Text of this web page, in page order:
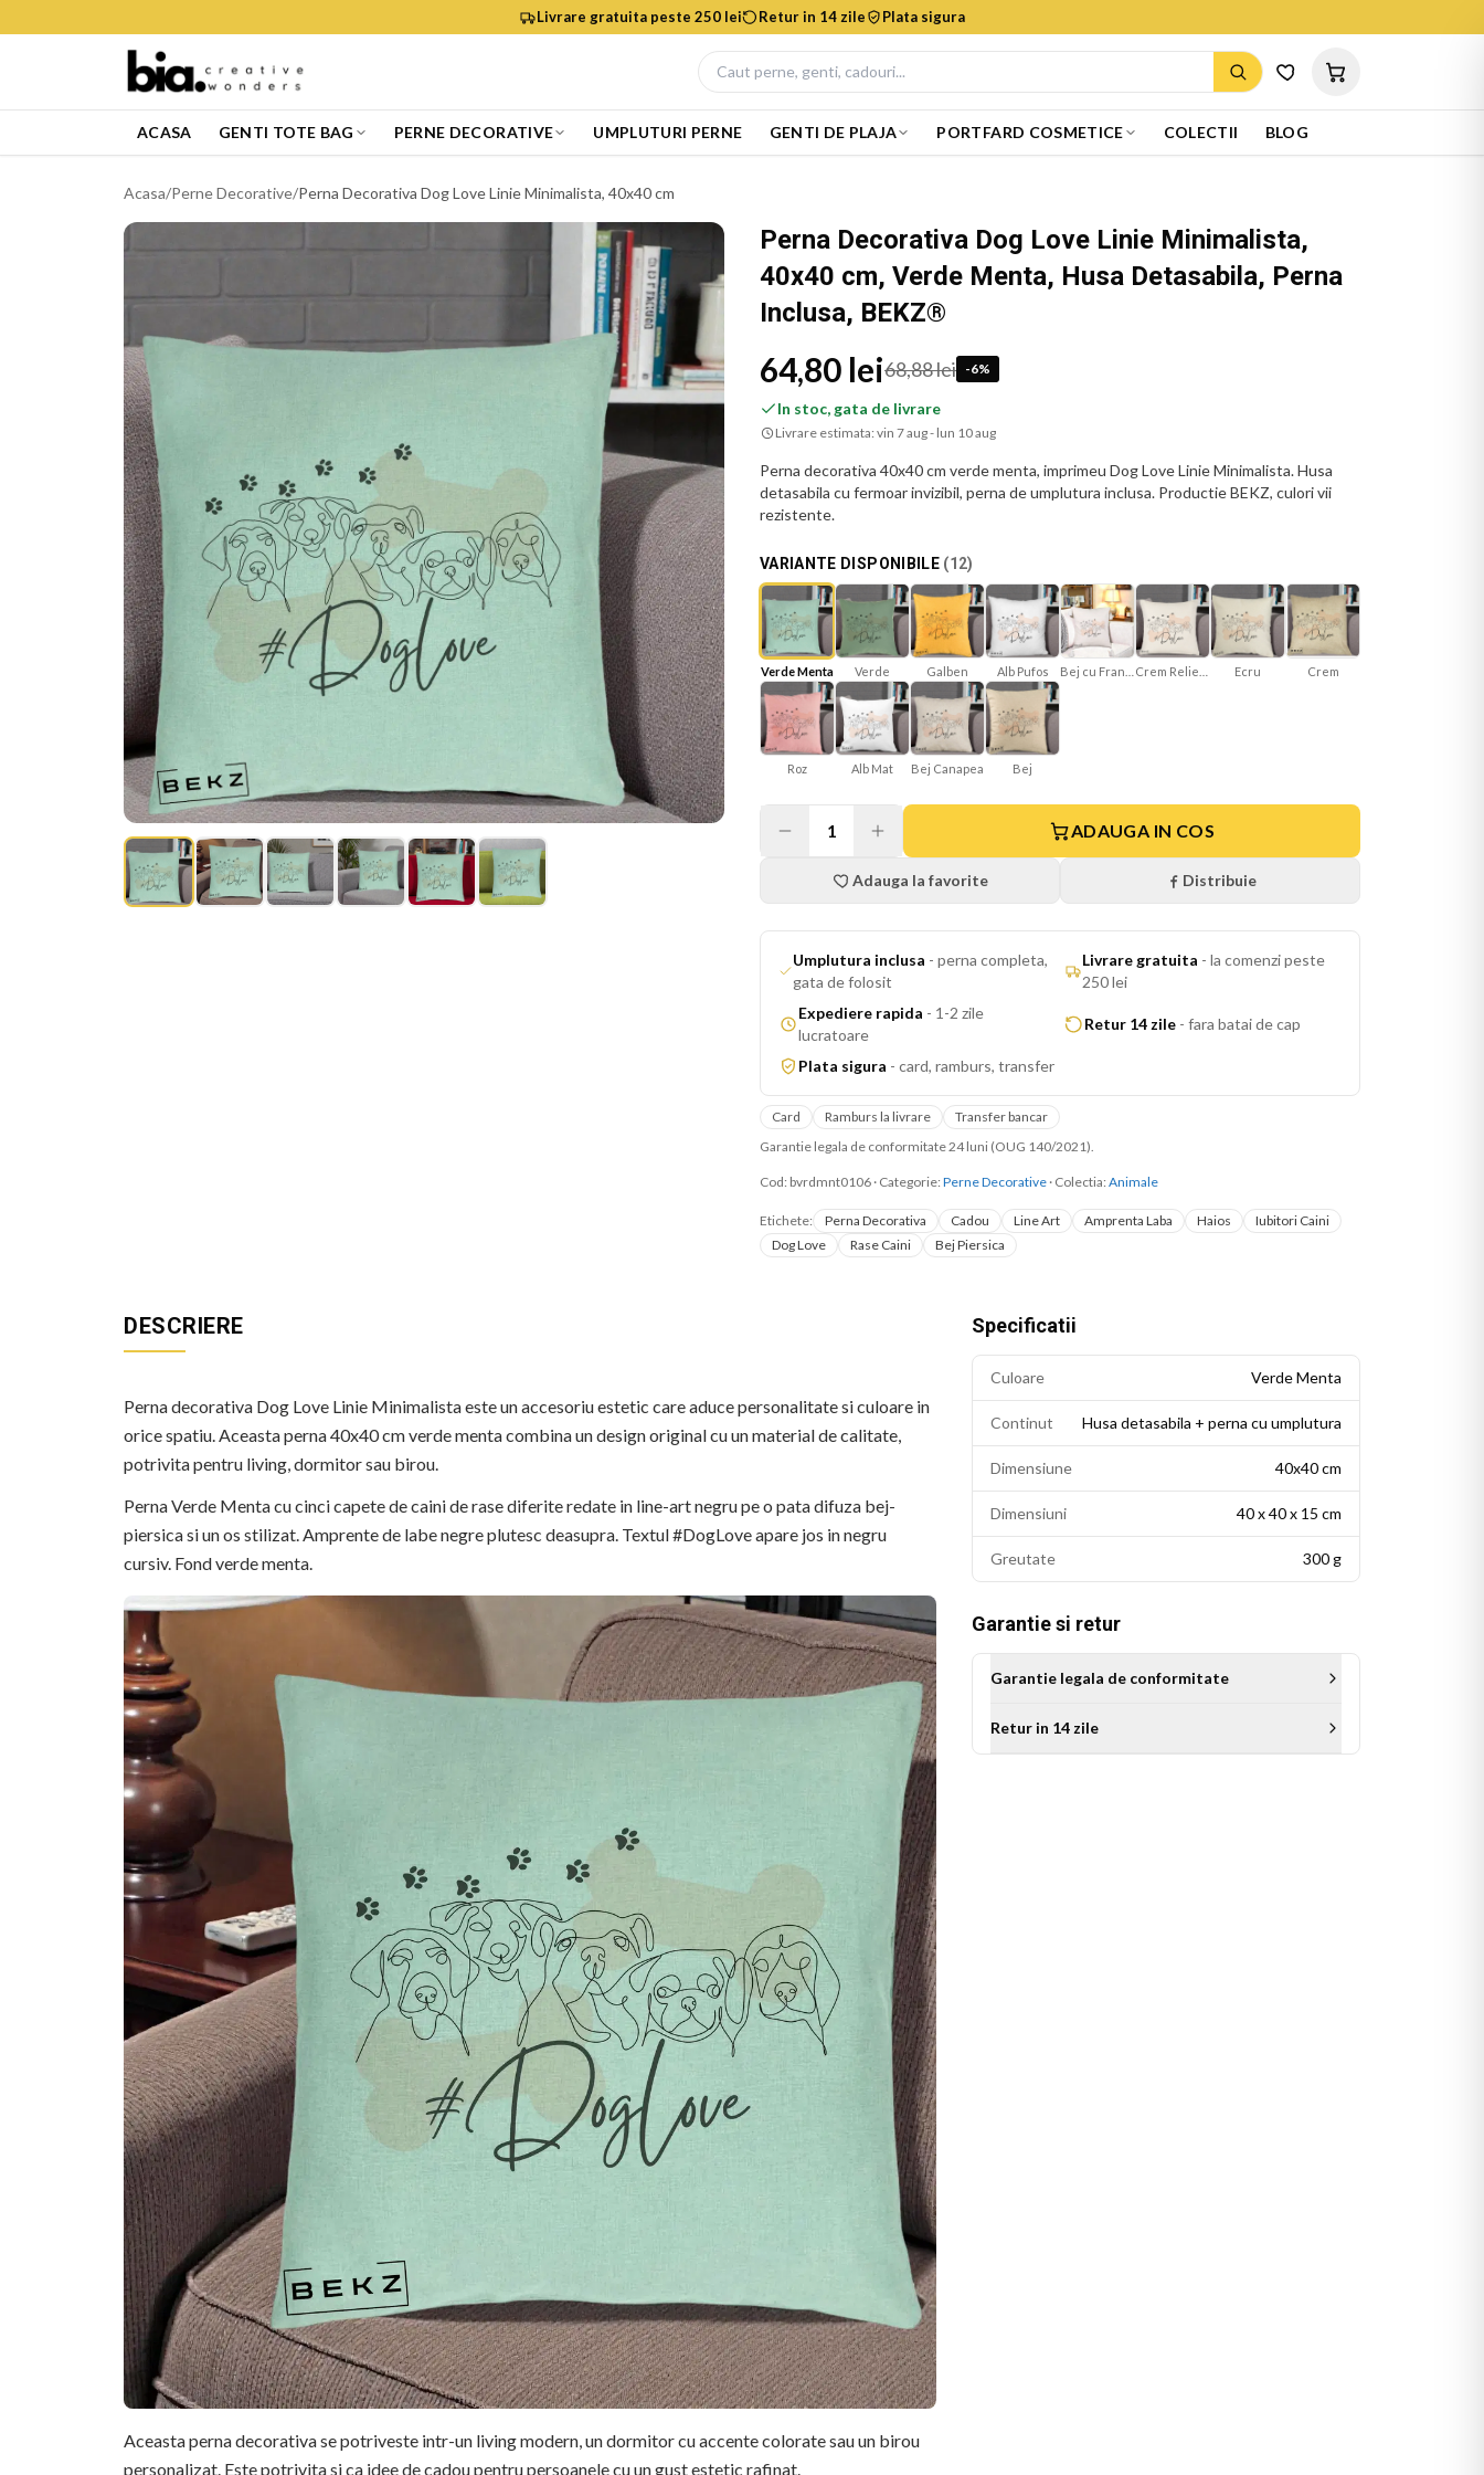
Livrare gratuita peste 250 lei Retur in 14 zile Plata sigura
ACASA GENTI TOTE BAG PERNE DECORATIVE UMPLUTURI PERNE GENTI DE PLAJA PORTFARD COSMETICE COLECTII BLOG
Acasa/Perne Decorative/Perna Decorativa Dog Love Linie Minimalista, 40x40 cm
Perna Decorativa Dog Love Linie Minimalista,
40x40 cm, Verde Menta, Husa Detasabila, Perna
Inclusa, BEKZ®
64,80 lei68,88 lei -6%
In stoc, gata de livrare
Livrare estimata: vin 7 aug - lun 10 aug
Perna decorativa 40x40 cm verde menta, imprimeu Dog Love Linie Minimalista. Husa
detasabila cu fermoar invizibil, perna de umplutura inclusa. Productie BEKZ, culori vii
rezistente.
VARIANTE DISPONIBILE (12)
Verde Menta Verde Galben Alb Pufos Ecru Crem
Roz Alb Mat Bej Canapea Bej
1 ADAUGA IN COS
Adauga la favorite Distribuie
Umplutura inclusa -perna completa,
gata de folosit
Livrare gratuita -la comenzi peste
250 lei
Expediere rapida - 1-2 zile
lucratoare
Retur 14 zile - fara batai de cap
Plata sigura - card, ramburs, transfer
Card Ramburs la livrare
Transfer bancar
Garantie legala de conformitate 24 luni (OUG 140/2021).
Cod: bvrdmnt0106 · Categorie: Perne Decorative · Colectia: Animale
Etichete: Perna Decorativa Cadou Line Art Amprenta Laba Haios
Iubitori Caini
Dog Love
Rase Caini Bej Piersica
DESCRIERE
Perna decorativa Dog Love Linie Minimalista este un accesoriu estetic care aduce personalitate si culoare in
orice spatiu. Aceasta perna 40x40 cm verde menta combina un design original cu un material de calitate,
potrivita pentru living, dormitor sau birou.
Perna Verde Menta cu cinci capete de caini de rase diferite redate in line-art negru pe o pata difuza bej-
piersica si un os stilizat. Amprente de labe negre plutesc deasupra. Textul #DogLove apare jos in negru
cursiv. Fond verde menta.
Aceasta perna decorativa se potriveste intr-un living modern, un dormitor cu accente colorate sau un birou
personalizat. Este potrivita si ca idee de cadou pentru persoanele cu un gust estetic rafinat.
Specificatii
Culoare Verde Menta
Continut Husa detasabila + perna cu umplutura
Dimensiune 40x40 cm
Dimensiuni 40 x 40 x 15 cm
Greutate 300 g
Garantie si retur
Garantie legala de conformitate
Retur in 14 zile